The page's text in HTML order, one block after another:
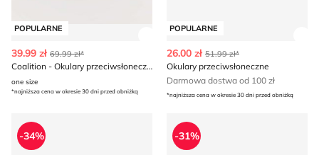
POPULARNE
39.99 zł 69.99 zł*
Coalition - Okulary przeciwsłoneczne
one size
*najniższa cena w okresie 30 dni przed obniżką
POPULARNE
26.00 zł 51.99 zł*
Okulary przeciwsłoneczne
Darmowa dostwa od 100 zł
*najniższa cena w okresie 30 dni przed obniżką
Okulary przeciwsłoneczne
-34%
Okulary przeciwsłoneczne
-31%